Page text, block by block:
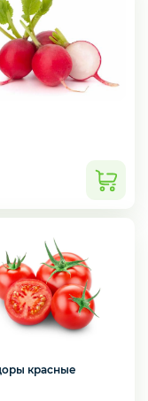
и фруктов
красные